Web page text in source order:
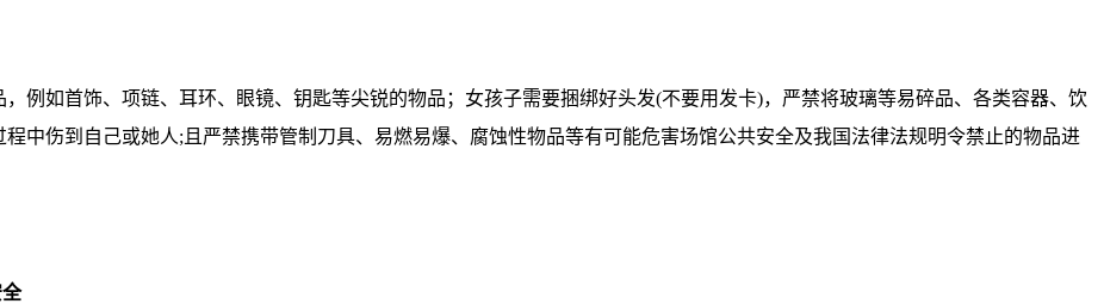
例如首饰、项链、耳环、眼镜、钥匙等尖锐的物品；女孩子需要捆绑好头发(不要用发卡)，严禁将玻璃等易碎品、各类容器、饮
中伤到自己或她人;且严禁携带管制刀具、易燃易爆、腐蚀性物品等有可能危害场馆公共安全及我国法律法规明令禁止的物品进